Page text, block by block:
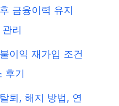
금융이력 유지
리
이익 재가입 조건
후기
퇴, 해지 방법, 연